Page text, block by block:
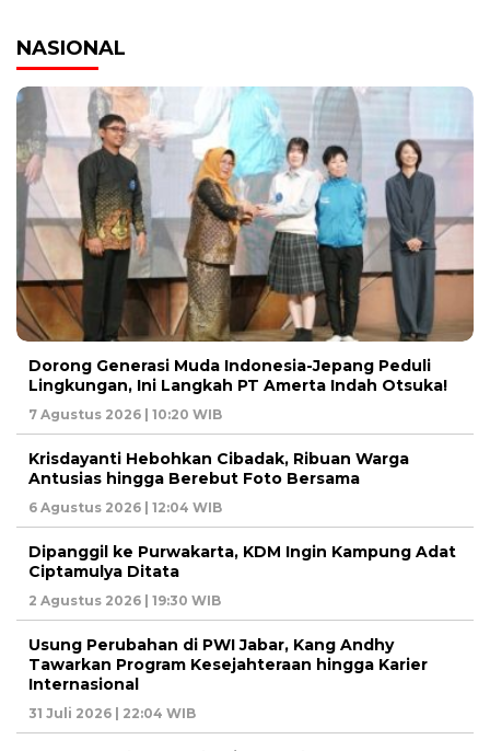
NASIONAL
Dorong Generasi Muda Indonesia-Jepang Peduli
Lingkungan, Ini Langkah PT Amerta Indah Otsuka!
7 Agustus 2026 | 10:20 WIB
Krisdayanti Hebohkan Cibadak, Ribuan Warga
Antusias hingga Berebut Foto Bersama
6 Agustus 2026 | 12:04 WIB
Dipanggil ke Purwakarta, KDM Ingin Kampung Adat
Ciptamulya Ditata
2 Agustus 2026 | 19:30 WIB
Usung Perubahan di PWI Jabar, Kang Andhy
Tawarkan Program Kesejahteraan hingga Karier
Internasional
31 Juli 2026 | 22:04 WIB